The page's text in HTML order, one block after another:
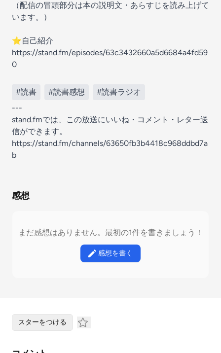
（配信の冒頭部分は本の説明文・あらすじを読み上げて
います。）
⭐︎自己紹介
https://stand.fm/episodes/63c3432660a5d6684a4fd59
0
#読書 #読書感想
#読書ラジオ
---
stand.fmでは、この放送にいいね・コメント・レター送
信ができます。
https://stand.fm/channels/63650fb3b4418c968ddbd7a
b
感想
まだ感想はありません。最初の1件を書きましょう！
感想を書く
スターをつける